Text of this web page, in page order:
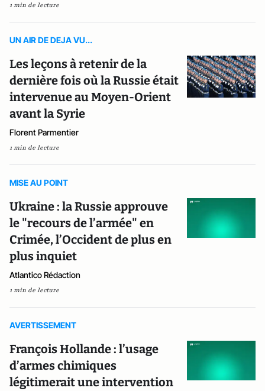
1 min de lecture
UN AIR DE DEJA VU...
Les leçons à retenir de la
dernière fois où la Russie était
intervenue au Moyen-Orient
avant la Syrie
Florent Parmentier
1 min de lecture
MISE AU POINT
Ukraine : la Russie approuve
le "recours de l’armée" en
Crimée, l’Occident de plus en
plus inquiet
Atlantico Rédaction
1 min de lecture
AVERTISSEMENT
François Hollande : l’usage
d’armes chimiques
légitimerait une intervention